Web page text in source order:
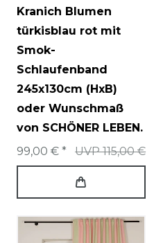
Kranich Blumen
türkisblau rot mit
Smok-
Schlaufenband
245x130cm (HxB)
oder Wunschmaß
von SCHÖNER LEBEN.
UVP 115,00 €
99,00 € *